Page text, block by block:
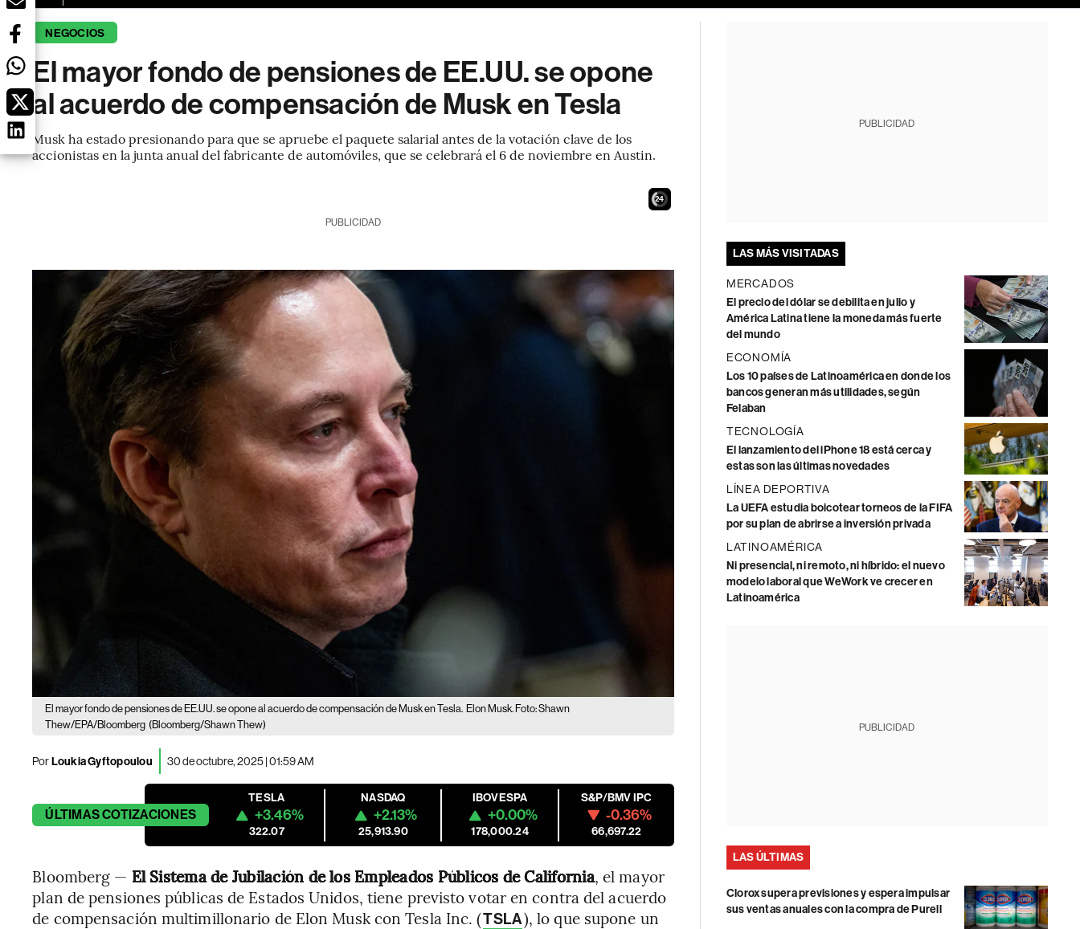
NEGOCIOS
El mayor fondo de pensiones de EE.UU. se opone
al acuerdo de compensación de Musk en Tesla
Musk ha estado presionando para que se apruebe el paquete salarial antes de la votación clave de los
accionistas en la junta anual del fabricante de automóviles, que se celebrará el 6 de noviembre en Austin.
23
PUBLICIDAD
El mayor fondo de pensiones de EE.UU. se opone al acuerdo de compensación de Musk en Tesla. Elon Musk. Foto: Shawn
Thew/EPA/Bloomberg (Bloomberg/Shawn Thew)
PorLoukia Gyftopoulou 30 de octubre, 2025 | 01:59 AM
ÚLTIMASCOTIZACIONES
TESLA
+3.46%
322.07
NASDAQ
+2.13%
25,913.90
IBOVESPA
+0.00%
178,000.24
S&P/BMV IPC
-0.36%
66,697.22
Bloomberg — El Sistema de Jubilación de los Empleados Públicos de California, el mayor
plan de pensiones públicas de Estados Unidos, tiene previsto votar en contra del acuerdo
de compensación multimillonario de Elon Musk con Tesla Inc. (TSLA), lo que supone un
PUBLICIDAD
LAS MÁS VISITADAS
MERCADOS
El precio del dólar se debilita en julio y
América Latina tiene la moneda más fuerte
del mundo
ECONOMÍA
Los 10 países de Latinoamérica en donde los
bancos generan más utilidades, según
Felaban
TECNOLOGÍA
El lanzamiento del iPhone 18 está cerca y
estas son las últimas novedades
LÍNEA DEPORTIVA
La UEFA estudia boicotear torneos de la FIFA
por su plan de abrirse a inversión privada
LATINOAMÉRICA
Ni presencial, ni remoto, ni híbrido: el nuevo
modelo laboral que WeWork ve crecer en
Latinoamérica
PUBLICIDAD
LAS ÚLTIMAS
Clorox supera previsiones y espera impulsar
sus ventas anuales con la compra de Purell